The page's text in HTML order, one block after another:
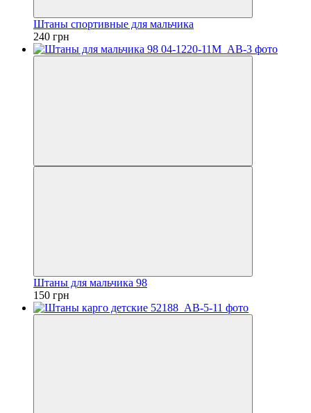
Штаны спортивные для мальчика
240 грн
Штаны для мальчика 98
150 грн